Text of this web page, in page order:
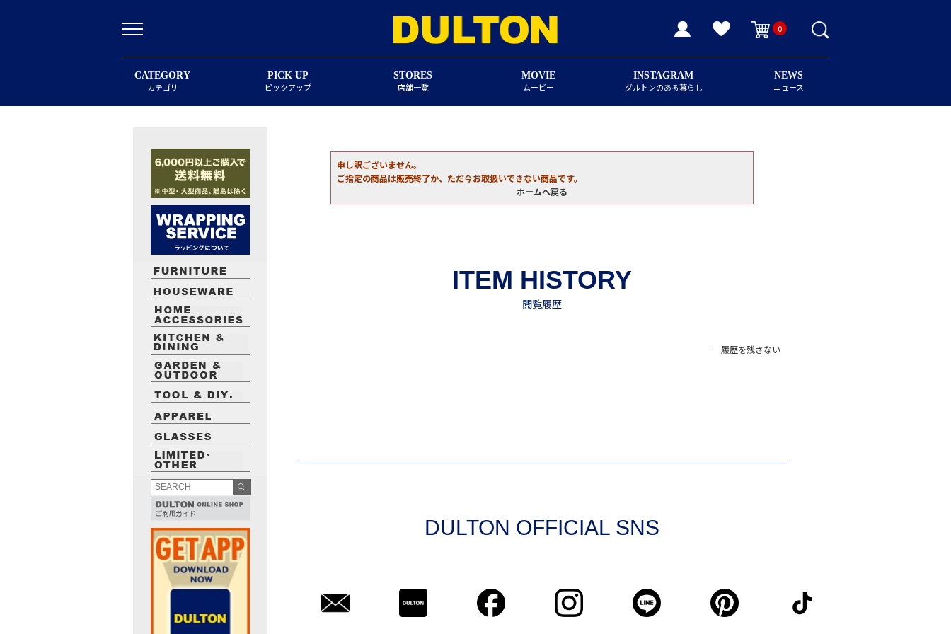
0
CATEGORY
カテゴリ
PICK UP
ピックアップ
STORES
店舗一覧
MOVIE
ムービー
INSTAGRAM
ダルトンのある暮らし
NEWS
ニュース
申し訳ございません。
ご指定の商品は販売終了か、ただ今お取扱いできない商品です。
ホームへ戻る
履歴を残さない
DULTON OFFICIAL SNS